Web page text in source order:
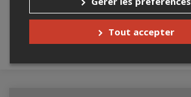
Tout accepter